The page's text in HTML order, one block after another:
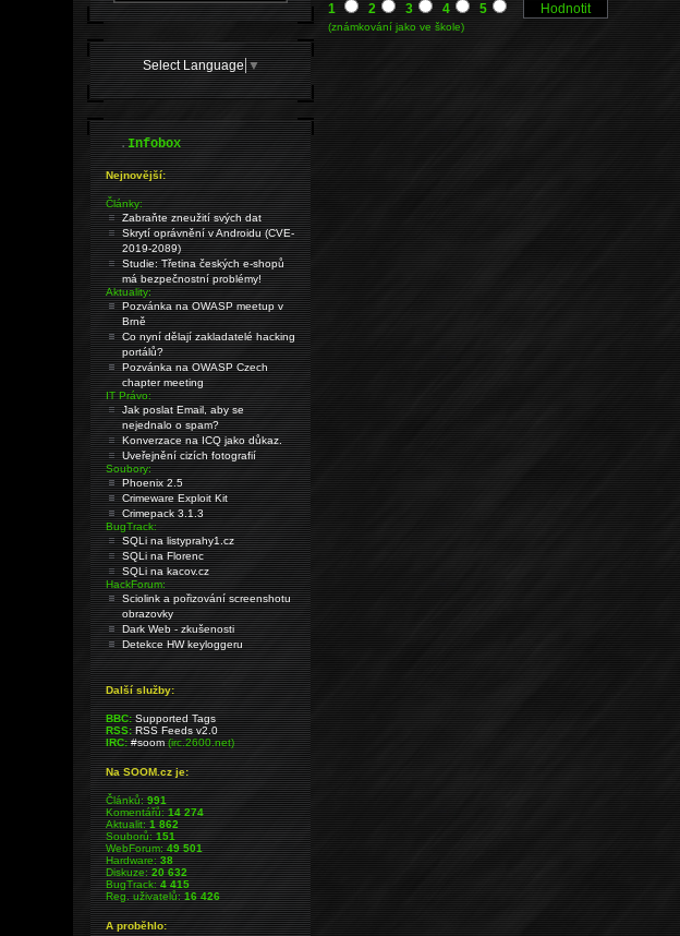
1 2 3 4 5
(známkování jako ve škole)
Select Language ▼
.Infobox
Nejnovější:
Články:
Zabraňte zneužití svých dat
Skrytí oprávnění v Androidu (CVE-
2019-2089)
Studie: Třetina českých e-shopů
má bezpečnostní problémy!
Aktuality:
Pozvánka na OWASP meetup v
Brně
Co nyní dělají zakladatelé hacking
portálů?
Pozvánka na OWASP Czech
chapter meeting
IT Právo:
Jak poslat Email, aby se
nejednalo o spam?
Konverzace na ICQ jako důkaz.
Uveřejnění cizích fotografií
Soubory:
Phoenix 2.5
Crimeware Exploit Kit
Crimepack 3.1.3
BugTrack:
SQLi na listyprahy1.cz
SQLi na Florenc
SQLi na kacov.cz
HackForum:
Sciolink a pořizování screenshotu
obrazovky
Dark Web - zkušenosti
Detekce HW keyloggeru
Další služby:
BBC: Supported Tags
RSS: RSS Feeds v2.0
IRC: #soom(irc.2600.net)
Na SOOM.cz je:
Článků:991
Komentářů:14 274
Aktualit:1 862
Souborů:151
WebForum:49 501
Hardware:38
Diskuze:20 632
BugTrack:4 415
Reg. uživatelů:16 426
A proběhlo: